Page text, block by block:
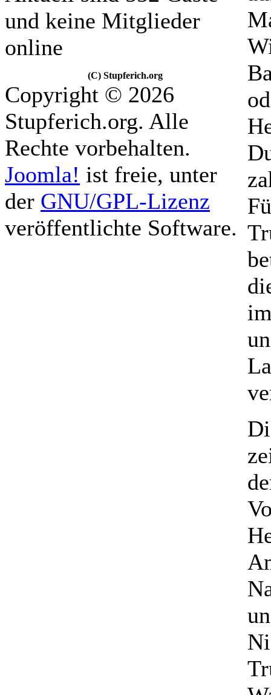
und keine Mitglieder
online
(C) Stupferich.org
Copyright © 2026
Stupferich.org. Alle
Rechte vorbehalten.
Joomla! ist freie, unter
der GNU/GPL-Lizenz
veröffentlichte Software.